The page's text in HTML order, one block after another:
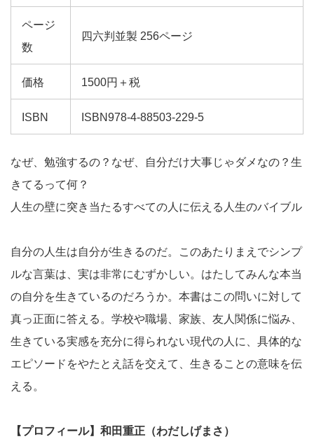
ページ
数
四六判並製 256ページ
価格 1500円＋税
ISBN ISBN978-4-88503-229-5
なぜ、勉強するの？なぜ、自分だけ大事じゃダメなの？生
きてるって何？
人生の壁に突き当たるすべての人に伝える人生のバイブル
自分の人生は自分が生きるのだ。このあたりまえでシンプ
ルな言葉は、実は非常にむずかしい。はたしてみんな本当
の自分を生きているのだろうか。本書はこの問いに対して
真っ正面に答える。学校や職場、家族、友人関係に悩み、
生きている実感を充分に得られない現代の人に、具体的な
エピソードをやたとえ話を交えて、生きることの意味を伝
える。
【プロフィール】和田重正（わだしげまさ）